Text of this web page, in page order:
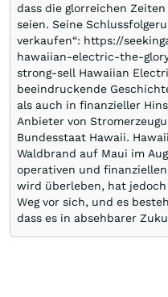
dass die glorreichen
seien. Seine
verkaufen“: https://
hawaiian-electric-the-
strong-sell Hawaiian
beeindruckende
als auch in finanzieller
Anbieter von
Bundesstaat Hawaii.
Waldbrand auf Maui im
operativen und
wird überleben, hat
Weg vor sich, und es
dass es in absehbarer
erreichen wird…